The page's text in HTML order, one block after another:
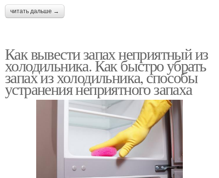
читать дальше →
Как вывести запах неприятный из
холодильника. Как быстро убрать
запах из холодильника, способы
устранения неприятного запаха